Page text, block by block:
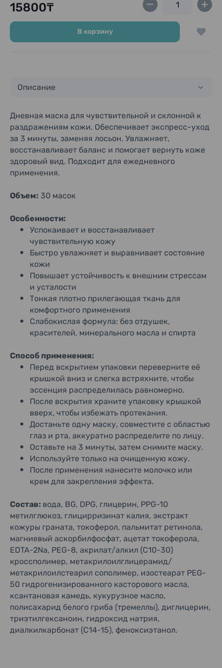
15800₸
В корзину
Описание
Дневная маска для чувствительной и склонной к
раздражениям кожи. Обеспечивает экспресс-уход
за 3 минуты, заменяя лосьон. Увлажняет,
восстанавливает баланс и помогает вернуть коже
здоровый вид. Подходит для ежедневного
применения.
Объем: 30 масок
Особенности:
Успокаивает и восстанавливает
чувствительную кожу
Быстро увлажняет и выравнивает состояние
кожи
Повышает устойчивость к внешним стрессам
и усталости
Тонкая плотно прилегающая ткань для
комфортного применения
Слабокислая формула: без отдушек,
красителей, минерального масла и спирта
Способ применения:
Перед вскрытием упаковки переверните её
крышкой вниз и слегка встряхните, чтобы
эссенция распределилась равномерно.
После вскрытия храните упаковку крышкой
вверх, чтобы избежать протекания.
Достаньте одну маску, совместите с областью
глаз и рта, аккуратно распределите по лицу.
Оставьте на 3 минуты, затем снимите маску.
Используйте только на очищенную кожу.
После применения нанесите молочко или
крем для закрепления эффекта.
Состав: вода, BG, DPG, глицерин, PPG-10
метилглюкоз, глицирризинат калия, экстракт
кожуры граната, токоферол, пальмитат ретинола,
магниевый аскорбилфосфат, ацетат токоферола,
EDTA-2Na, PEG-8, акрилат/алкил (C10-30)
кроссполимер, метакрилоилглицерамид/
метакрилоилстеарил сополимер, изостеарат PEG-
50 гидрогенизированного касторового масла,
ксантановая камедь, кукурузное масло,
полисахарид белого гриба (тремеллы), диглицерин,
триэтилгексаноин, гидроксид натрия,
диалкилкарбонат (C14-15), феноксиэтанол.